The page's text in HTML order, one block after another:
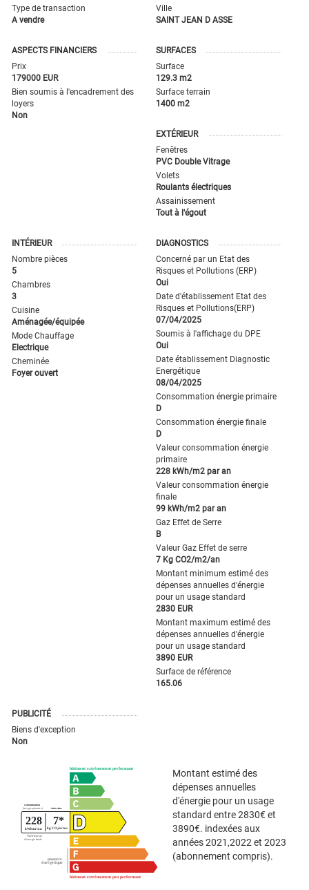
Type de transaction
A vendre
Ville
SAINT JEAN D ASSE
ASPECTS FINANCIERS
Prix
179000 EUR
Bien soumis à l'encadrement des
loyers
Non
SURFACES
Surface
129.3 m2
Surface terrain
1400 m2
EXTÉRIEUR
Fenêtres
PVC Double Vitrage
Volets
Roulants électriques
Assainissement
Tout à l'égout
INTÉRIEUR
Nombre pièces
5
Chambres
3
Cuisine
Aménagée/équipée
Mode Chauffage
Electrique
Cheminée
Foyer ouvert
DIAGNOSTICS
Concerné par un Etat des
Risques et Pollutions (ERP)
Oui
Date d'établissement Etat des
Risques et Pollutions(ERP)
07/04/2025
Soumis à l'affichage du DPE
Oui
Date établissement Diagnostic
Energétique
08/04/2025
Consommation énergie primaire
D
Consommation énergie finale
D
Valeur consommation énergie
primaire
228 kWh/m2 par an
Valeur consommation énergie
finale
99 kWh/m2 par an
Gaz Effet de Serre
B
Valeur Gaz Effet de serre
7 Kg CO2/m2/an
Montant minimum estimé des
dépenses annuelles d'énergie
pour un usage standard
2830 EUR
Montant maximum estimé des
dépenses annuelles d'énergie
pour un usage standard
3890 EUR
Surface de référence
165.06
PUBLICITÉ
Biens d'exception
Non
Montant estimé des
dépenses annuelles
d'énergie pour un usage
standard entre 2830€ et
3890€. indexées aux
années 2021,2022 et 2023
(abonnement compris).